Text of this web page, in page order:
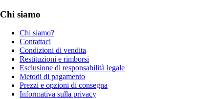
Chi siamo
Chi siamo?
Contattaci
Condizioni di vendita
Restituzioni e rimborsi
Esclusione di responsabilità legale
Metodi di pagamento
Prezzi e opzioni di consegna
Informativa sulla privacy